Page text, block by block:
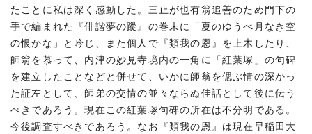
たことに私は深く感動した。三止が也有翁追善のため門下の
手で編まれた『俳諧夢の蹤』の巻末に「夏のゆうべ月なき空
の恨かな」と吟じ、また個人で『類我の恩』を上木したり、
師翁を慕って、内津の妙見寺境内の一角に「紅葉塚」の句碑
を建立したことなどと併せて、いかに師翁を偲ぶ情の深かっ
た証左として、師弟の交情の並々ならぬ佳話として後に伝う
べきであろう。現在この紅葉塚句碑の所在は不分明である。
今後調査すべきであろう。なお『類我の恩』は現在早稲田大